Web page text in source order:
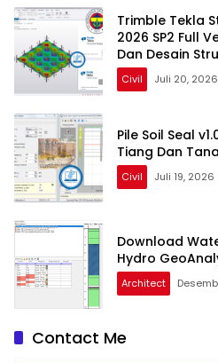
Trimble Tekla
2026 SP2 Full
Dan Desain
Civil Juli 20, 2026
Pile Soil Seal
Tiang Dan
Civil Juli 19, 2026
Download
Hydro
Architect
Contact Me